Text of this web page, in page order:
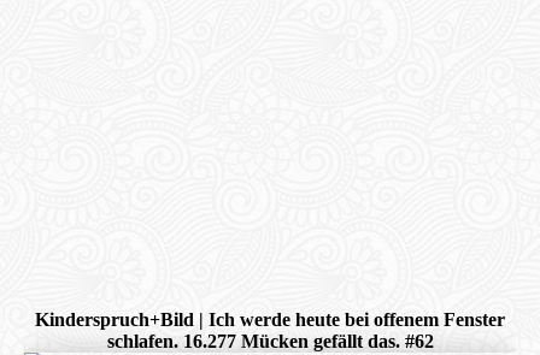
Kinderspruch+Bild | Ich werde heute bei offenem Fenster
schlafen. 16.277 Mücken gefällt das. #62